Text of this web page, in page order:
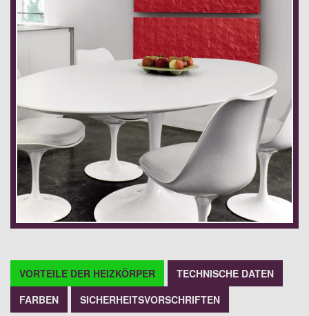
VORTEILE DER HEIZKÖRPER
TECHNISCHE DATEN
FARBEN
SICHERHEITSVORSCHRIFTEN